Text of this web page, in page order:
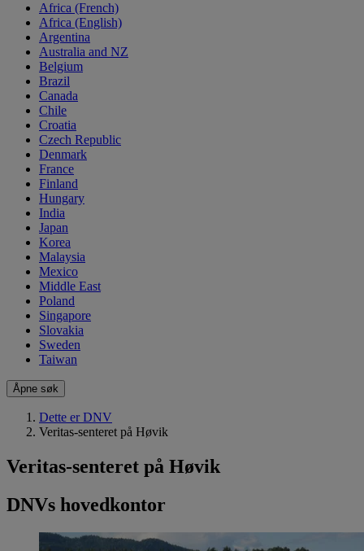
Africa (French)
Africa (English)
Argentina
Australia and NZ
Belgium
Brazil
Canada
Chile
Croatia
Czech Republic
Denmark
France
Finland
Hungary
India
Japan
Korea
Malaysia
Mexico
Middle East
Poland
Singapore
Slovakia
Sweden
Taiwan
Åpne søk
Dette er DNV
Veritas-senteret på Høvik
Veritas-senteret på Høvik
DNVs hovedkontor